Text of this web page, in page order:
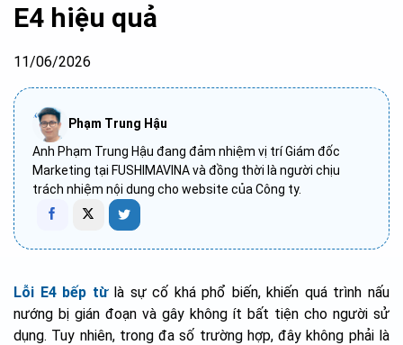
E4 hiệu quả
11/06/2026
Phạm Trung Hậu
Anh Phạm Trung Hậu đang đảm nhiệm vị trí Giám đốc
Marketing tại FUSHIMAVINA và đồng thời là người chịu
trách nhiệm nội dung cho website của Công ty.
Lỗi E4 bếp từlà sự cố khá phổ biến, khiến quá trình nấu
nướng bị gián đoạn và gây không ít bất tiện cho người sử
dụng. Tuy nhiên, trong đa số trường hợp, đây không phải là